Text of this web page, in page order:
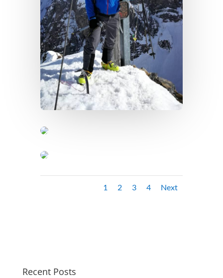
1 2 3 4 Next
Recent Posts